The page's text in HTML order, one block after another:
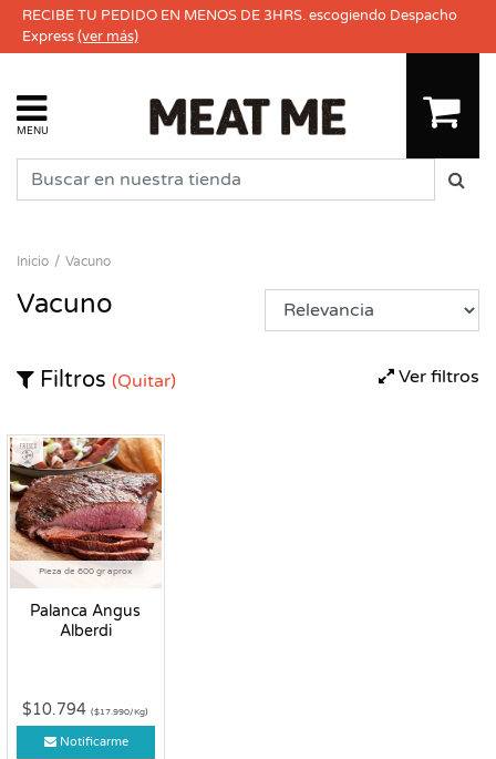
RECIBE TU PEDIDO EN MENOS DE 3HRS. escogiendo Despacho
Express(ver más)
MENU
Inicio Vacuno
Vacuno
Ver filtros
Filtros (Quitar)
Pieza de 600 gr aprox
Palanca Angus
Alberdi
Fresco
$10.794($17.990/Kg)
Notificarme